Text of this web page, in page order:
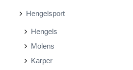
Hengelsport
Hengels
Molens
Karper